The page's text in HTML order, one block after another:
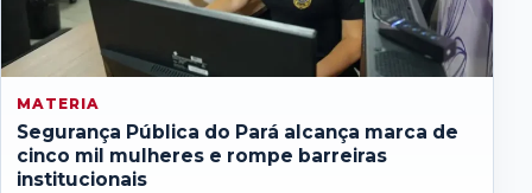
MATERIA
Segurança Pública do Pará alcança marca de
cinco mil mulheres e rompe barreiras
institucionais